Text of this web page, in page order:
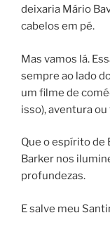
deixaria Mário
cabelos em pé.
Mas vamos lá.
sempre ao lado
um filme de
isso), aventura
Que o espírito de
Barker nos
profundezas.
E salve meu